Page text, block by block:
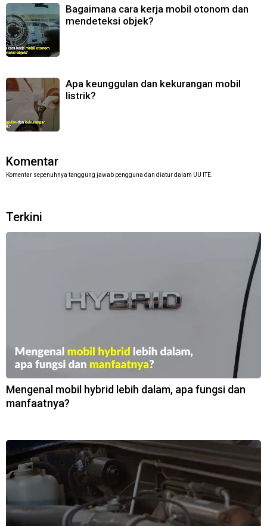
Bagaimana cara kerja mobil otonom dan
mendeteksi objek?
Apa keunggulan dan kekurangan mobil
listrik?
Komentar
Komentar sepenuhnya tanggung jawab pengguna dan diatur dalam UU ITE.
Terkini
Mengenal mobil hybrid lebih dalam, apa fungsi dan
manfaatnya?